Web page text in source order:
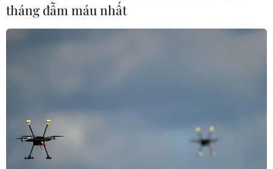
#Yemen
#liên quân Arab
tháng đẫm máu nhất